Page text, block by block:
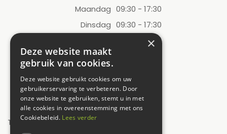
Maandag 09:30 - 17:30
Dinsdag 09:30 - 17:30
09:30 - 17:30
Donderdag
Zaterdag 09:00 - 17:00
Zondag
12:00 - 17:00
Toon alle openingstijden
×
Deze website maakt
gebruik van cookies.
Deze website gebruikt cookies om uw
gebruikerservaring te verbeteren. Door
onze website te gebruiken, stemt u in met
alle cookies in overeenstemming met ons
Cookiebeleid. Lees verder